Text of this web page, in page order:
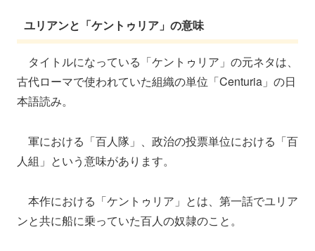
ユリアンと「ケントゥリア」の意味
タイトルになっている「ケントゥリア」の元ネタは、
古代ローマで使われていた組織の単位「Centuria」の日
本語読み。
軍における「百人隊」、政治の投票単位における「百
人組」という意味があります。
本作における「ケントゥリア」とは、第一話でユリア
ンと共に船に乗っていた百人の奴隷のこと。